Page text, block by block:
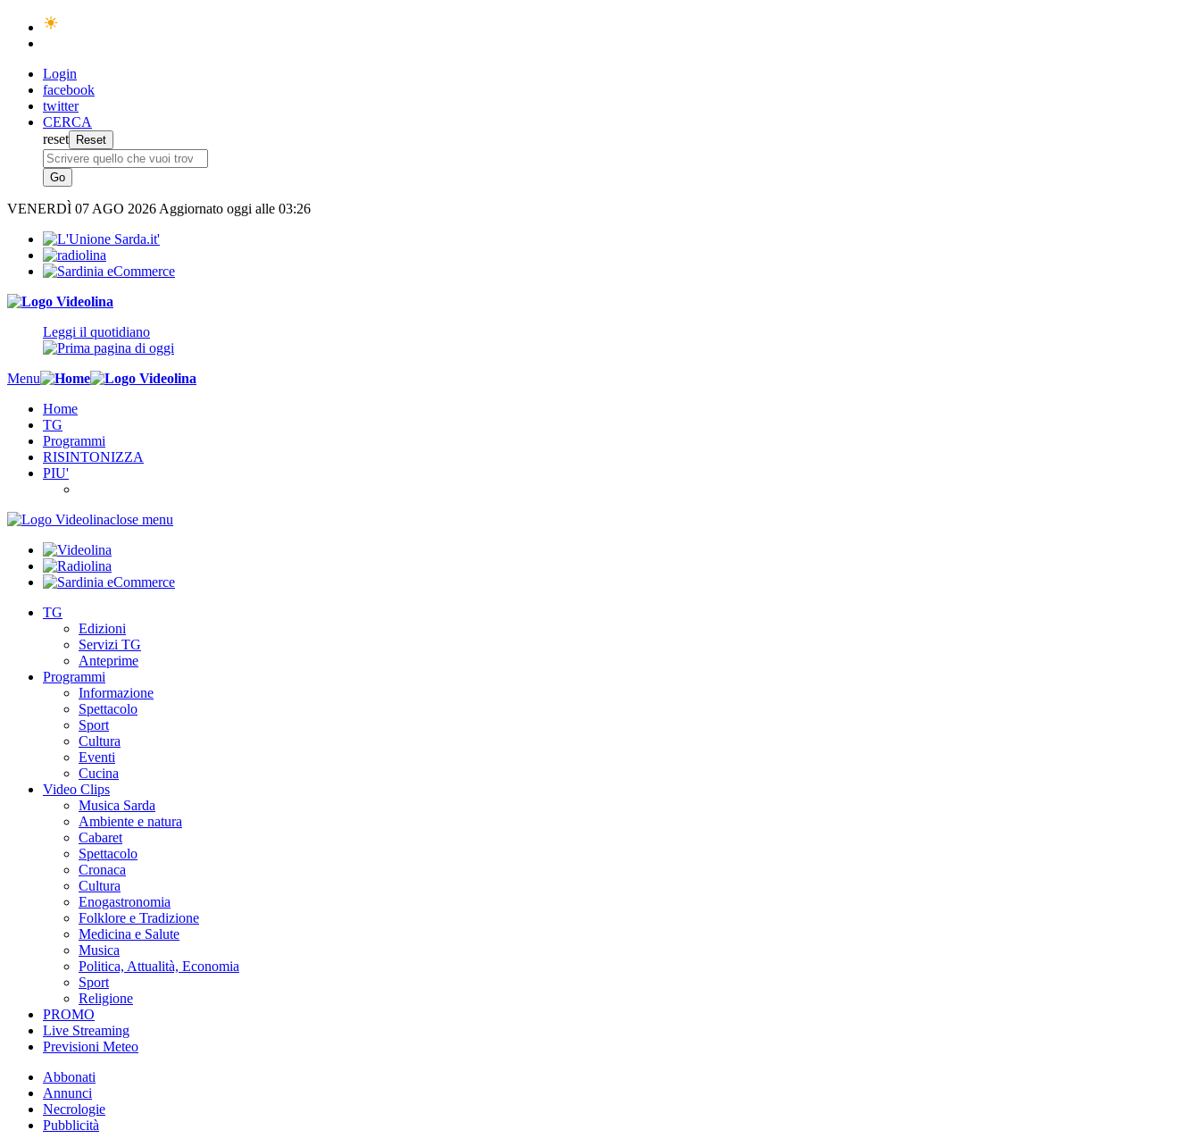
Login
facebook
twitter
CERCA
reset
VENERDÌ 07 AGO 2026 Aggiornato oggi alle 03:26
Leggi il quotidiano
Menu
Home
TG
Programmi
RISINTONIZZA
PIU'
close menu
TG
Edizioni
Servizi TG
Anteprime
Programmi
Informazione
Spettacolo
Sport
Cultura
Eventi
Cucina
Video Clips
Musica Sarda
Ambiente e natura
Cabaret
Spettacolo
Cronaca
Cultura
Enogastronomia
Folklore e Tradizione
Medicina e Salute
Musica
Politica, Attualità, Economia
Sport
Religione
PROMO
Live Streaming
Previsioni Meteo
Abbonati
Annunci
Necrologie
Pubblicità